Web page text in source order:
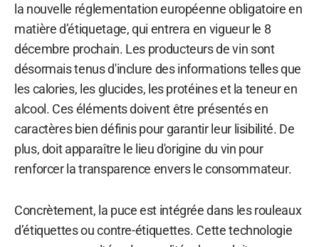
la nouvelle réglementation européenne obligatoire en
matière d’étiquetage,qui entrera en vigueur le 8
décembre prochain. Les producteurs de vin sont
désormais tenus d'inclure des informations telles que
les calories, les glucides, les protéines et la teneur en
alcool. Ces éléments doivent être présentés en
caractères bien définis pour garantir leur lisibilité. De
plus, doit apparaître le lieu d'origine du vin pour
renforcer la transparence envers le consommateur.
Concrètement, la puce est intégrée dans les rouleaux
d’étiquettes ou contre-étiquettes. Cette technologie